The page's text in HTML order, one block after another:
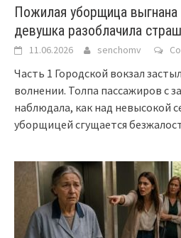
Пожилая уборщица выгнана
девушка разоблачила
11.06.2026 senchomv
Часть 1 Городской вокзал
волнении. Толпа пассажиров с
наблюдала, как над невысокой
уборщицей сгущается